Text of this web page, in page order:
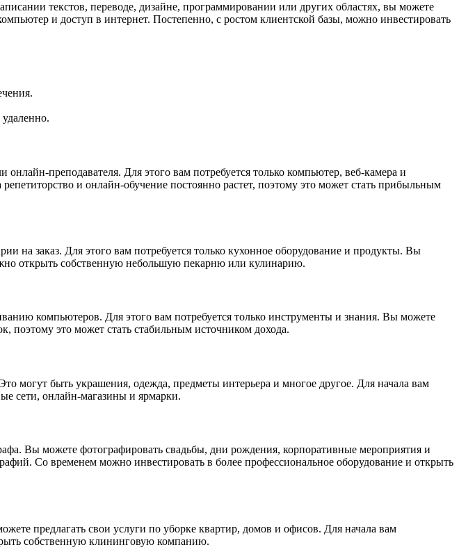
текстов, переводе, дизайне, программировании или других областях, вы можете
и доступ в интернет. Постепенно, с ростом клиентской базы, можно инвестировать
преподавателя. Для этого вам потребуется только компьютер, веб-камера и
и онлайн-обучение постоянно растет, поэтому это может стать прибыльным
на заказ. Для этого вам потребуется только кухонное оборудование и продукты. Вы
открыть собственную небольшую пекарню или кулинарию.
компьютеров. Для этого вам потребуется только инструменты и знания. Вы можете
поэтому это может стать стабильным источником дохода.
могут быть украшения, одежда, предметы интерьера и многое другое. Для начала вам
сети, онлайн-магазины и ярмарки.
Вы можете фотографировать свадьбы, дни рождения, корпоративные мероприятия и
Со временем можно инвестировать в более профессиональное оборудование и открыть
предлагать свои услуги по уборке квартир, домов и офисов. Для начала вам
собственную клининговую компанию.